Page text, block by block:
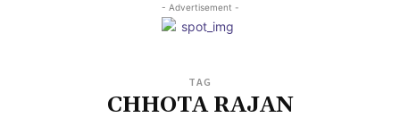
- Advertisement -
TAG
CHHOTA RAJAN